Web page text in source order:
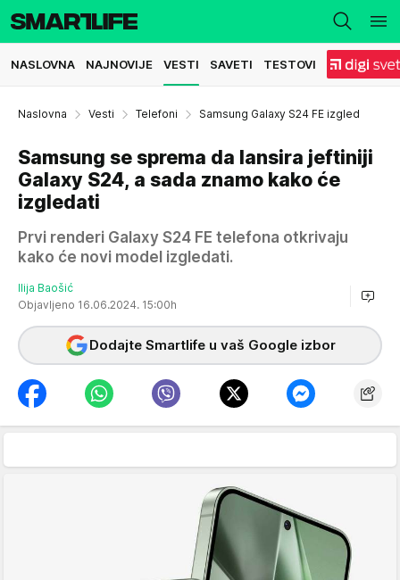
NASLOVNA NAJNOVIJE VESTI SAVETI TESTOVI
Naslovna Vesti Telefoni Samsung Galaxy S24 FE izgled
Samsung se sprema da lansira jeftiniji
Galaxy S24, a sada znamo kako će
izgledati
Prvi renderi Galaxy S24 FE telefona otkrivaju
kako će novi model izgledati.
Ilija Baošić
Objavljeno 16.06.2024. 15:00h
Dodajte Smartlife u vaš Google izbor